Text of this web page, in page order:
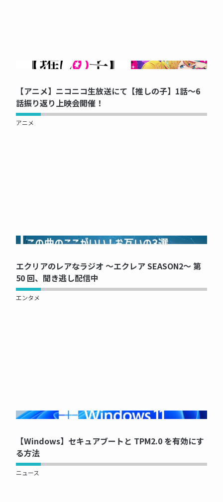
NOW PRINTING...
【アニメ】ニコニコ生放送にて【推しの子】1話～6
話振り返り上映会開催！
アニメ
NOW PRINTING...
エクリアのレアなラジオ ～エクレア SEASON2～ 第
50 回、聞き逃し配信中
エンタメ
NOW PRINTING...
【Windows】セキュアブートと TPM2.0 を有効にす
る方法
ニュース